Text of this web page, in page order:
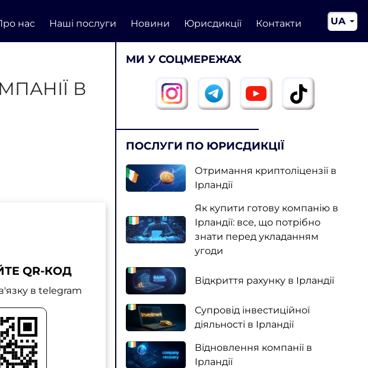
нас Наші послуги Новини Юрисдикції Контакти
UA
EN
В
QR-КОД
в telegram
МИ У СОЦМЕРЕЖАХ
ПОСЛУГИ ПО ЮРИСДИКЦІЇ
Отримання криптоліцензії в
Ірландії
Як купити готову компанію в
Ірландії: все, що потрібно
знати перед укладанням
угоди
Відкриття рахунку в Ірландії
Супровід інвестиційної
діяльності в Ірландії
Відновлення компанії в
Ірландії